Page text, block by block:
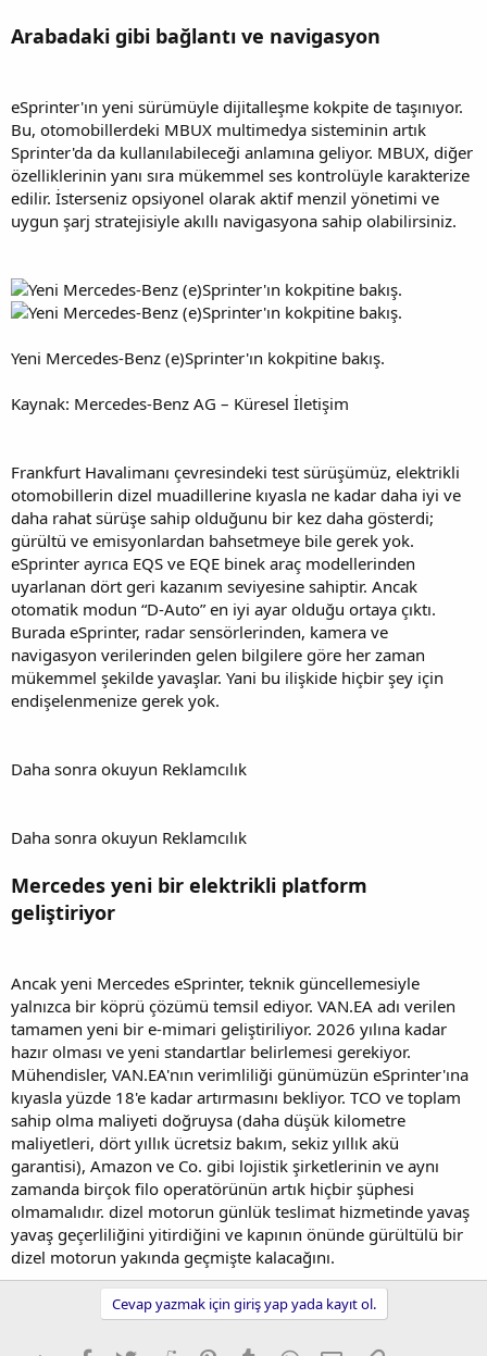
Arabadaki gibi bağlantı ve navigasyon
eSprinter'ın yeni sürümüyle dijitalleşme kokpite de taşınıyor.
Bu, otomobillerdeki MBUX multimedya sisteminin artık
Sprinter'da da kullanılabileceği anlamına geliyor. MBUX, diğer
özelliklerinin yanı sıra mükemmel ses kontrolüyle karakterize
edilir. İsterseniz opsiyonel olarak aktif menzil yönetimi ve
uygun şarj stratejisiyle akıllı navigasyona sahip olabilirsiniz.
Yeni Mercedes-Benz (e)Sprinter'ın kokpitine bakış.
Kaynak: Mercedes-Benz AG – Küresel İletişim
Frankfurt Havalimanı çevresindeki test sürüşümüz, elektrikli
otomobillerin dizel muadillerine kıyasla ne kadar daha iyi ve
daha rahat sürüşe sahip olduğunu bir kez daha gösterdi;
gürültü ve emisyonlardan bahsetmeye bile gerek yok.
eSprinter ayrıca EQS ve EQE binek araç modellerinden
uyarlanan dört geri kazanım seviyesine sahiptir. Ancak
otomatik modun “D-Auto” en iyi ayar olduğu ortaya çıktı.
Burada eSprinter, radar sensörlerinden, kamera ve
navigasyon verilerinden gelen bilgilere göre her zaman
mükemmel şekilde yavaşlar. Yani bu ilişkide hiçbir şey için
endişelenmenize gerek yok.
Daha sonra okuyun Reklamcılık
Daha sonra okuyun Reklamcılık
Mercedes yeni bir elektrikli platform
geliştiriyor
Ancak yeni Mercedes eSprinter, teknik güncellemesiyle
yalnızca bir köprü çözümü temsil ediyor. VAN.EA adı verilen
tamamen yeni bir e-mimari geliştiriliyor. 2026 yılına kadar
hazır olması ve yeni standartlar belirlemesi gerekiyor.
Mühendisler, VAN.EA'nın verimliliği günümüzün eSprinter'ına
kıyasla yüzde 18'e kadar artırmasını bekliyor. TCO ve toplam
sahip olma maliyeti doğruysa (daha düşük kilometre
maliyetleri, dört yıllık ücretsiz bakım, sekiz yıllık akü
garantisi), Amazon ve Co. gibi lojistik şirketlerinin ve aynı
zamanda birçok filo operatörünün artık hiçbir şüphesi
olmamalıdır. dizel motorun günlük teslimat hizmetinde yavaş
yavaş geçerliliğini yitirdiğini ve kapının önünde gürültülü bir
dizel motorun yakında geçmişte kalacağını.
Cevap yazmak için giriş yap yada kayıt ol.